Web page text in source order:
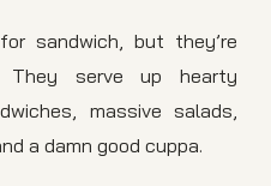
sandwich, but they’re
serve up hearty
massive salads,
a damn good cuppa.